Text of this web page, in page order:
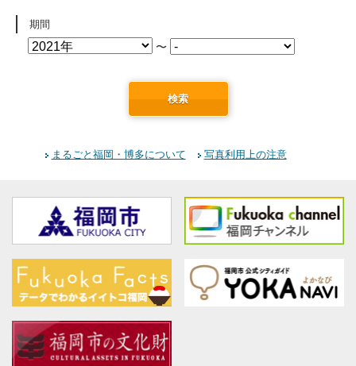
期間
〜
検索
まるごと福岡・博多について 写真利用上の注意